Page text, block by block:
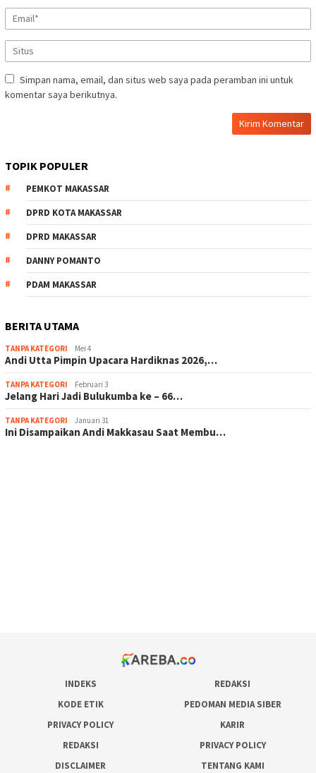
Simpan nama, email, dan situs web saya pada peramban ini untuk
komentar saya berikutnya.
TOPIK POPULER
PEMKOT MAKASSAR
DPRD KOTA MAKASSAR
DPRD MAKASSAR
DANNY POMANTO
PDAM MAKASSAR
BERITA UTAMA
TANPA KATEGORI Mei 4
Andi Utta Pimpin Upacara Hardiknas 2026,…
TANPA KATEGORI Februari 3
Jelang Hari Jadi Bulukumba ke – 66…
TANPA KATEGORI Januari 31
Ini Disampaikan Andi Makkasau Saat Membu…
INDEKS
REDAKSI
KODE ETIK
PEDOMAN MEDIA SIBER
PRIVACY POLICY
KARIR
REDAKSI
PRIVACY POLICY
DISCLAIMER
TENTANG KAMI